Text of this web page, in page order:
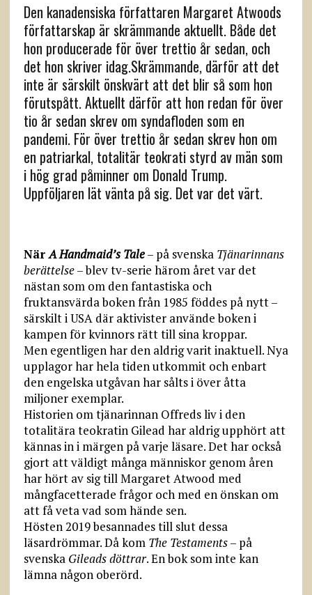
Den kanadensiska författaren Margaret Atwoods
författarskap är skrämmande aktuellt. Både det
hon producerade för över trettio år sedan, och
det hon skriver idag.Skrämmande, därför att det
inte är särskilt önskvärt att det blir så som hon
förutspått. Aktuellt därför att hon redan för över
tio år sedan skrev om syndafloden som en
pandemi. För över trettio år sedan skrev hon om
en patriarkal, totalitär teokrati styrd av män som
i hög grad påminner om Donald Trump.
Uppföljaren lät vänta på sig. Det var det värt.
NärA Handmaid’s Tale– på svenska Tjänarinnans
berättelse– blev tv-serie härom året var det
nästan som om den fantastiska och
fruktansvärda boken från 1985 föddes på nytt –
särskilt i USA där aktivister använde boken i
kampen för kvinnors rätt till sina kroppar.
Men egentligen har den aldrig varit inaktuell. Nya
upplagor har hela tiden utkommit och enbart
den engelska utgåvan har sålts i över åtta
miljoner exemplar.
Historien om tjänarinnan Offreds liv i den
totalitära teokratin Gilead har aldrig upphört att
kännas in i märgen på varje läsare. Det har också
gjort att väldigt många människor genom åren
har hört av sig till Margaret Atwood med
mångfacetterade frågor och med en önskan om
att få veta vad som hände sen.
Hösten 2019 besannades till slut dessa
läsardrömmar. Då kom The Testaments– på
svenska Gileads döttrar. En bok som inte kan
lämna någon oberörd.